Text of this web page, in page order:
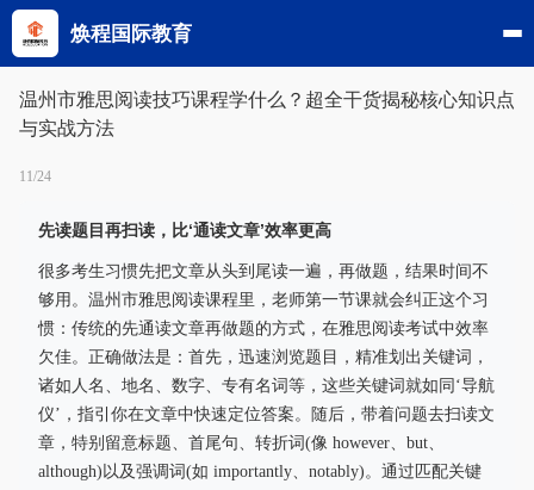
焕程国际教育
温州市雅思阅读技巧课程学什么？超全干货揭秘核心知识点
与实战方法
11/24
先读题目再扫读，比‘通读文章’效率更高
很多考生习惯先把文章从头到尾读一遍，再做题，结果时间不
够用。温州市雅思阅读课程里，老师第一节课就会纠正这个习
惯：传统的先通读文章再做题的方式，在雅思阅读考试中效率
欠佳。正确做法是：首先，迅速浏览题目，精准划出关键词，
诸如人名、地名、数字、专有名词等，这些关键词就如同‘导航
仪’，指引你在文章中快速定位答案。随后，带着问题去扫读文
章，特别留意标题、首尾句、转折词(像 however、but、
although)以及强调词(如 importantly、notably)。通过匹配关键